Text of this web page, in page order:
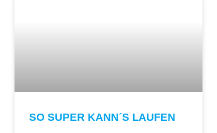
SO SUPER KANN´S LAUFEN